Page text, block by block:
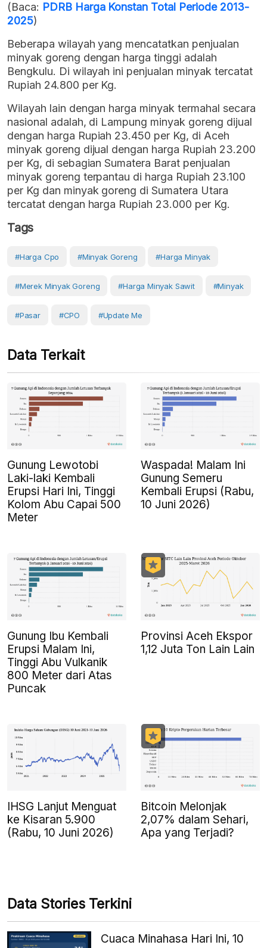
(Baca: PDRB Harga Konstan Total Periode 2013-
2025)
Beberapa wilayah yang mencatatkan penjualan
minyak goreng dengan harga tinggi adalah
Bengkulu. Di wilayah ini penjualan minyak tercatat
Rupiah 24.800 per Kg.
Wilayah lain dengan harga minyak termahal secara
nasional adalah, di Lampung minyak goreng dijual
dengan harga Rupiah 23.450 per Kg, di Aceh
minyak goreng dijual dengan harga Rupiah 23.200
per Kg, di sebagian Sumatera Barat penjualan
minyak goreng terpantau di harga Rupiah 23.100
per Kg dan minyak goreng di Sumatera Utara
tercatat dengan harga Rupiah 23.000 per Kg.
Tags
#harga Cpo #Minyak Goreng #Harga Minyak
#merek Minyak Goreng #harga Minyak Sawit #Minyak
#Pasar #CPO #Update Me
Data Terkait
Gunung Lewotobi
Laki-laki Kembali
Erupsi Hari Ini, Tinggi
Kolom Abu Capai 500
Meter
Waspada! Malam Ini
Gunung Semeru
Kembali Erupsi (Rabu,
10 Juni 2026)
Gunung Ibu Kembali
Erupsi Malam Ini,
Tinggi Abu Vulkanik
800 Meter dari Atas
Puncak
Provinsi Aceh Ekspor
1,12 Juta Ton Lain Lain
IHSG Lanjut Menguat
ke Kisaran 5.900
(Rabu, 10 Juni 2026)
Bitcoin Melonjak
2,07% dalam Sehari,
Apa yang Terjadi?
Data Stories Terkini
Cuaca Minahasa Hari Ini, 10